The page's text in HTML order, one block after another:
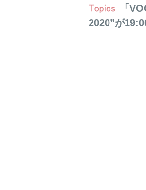
「
2020”が